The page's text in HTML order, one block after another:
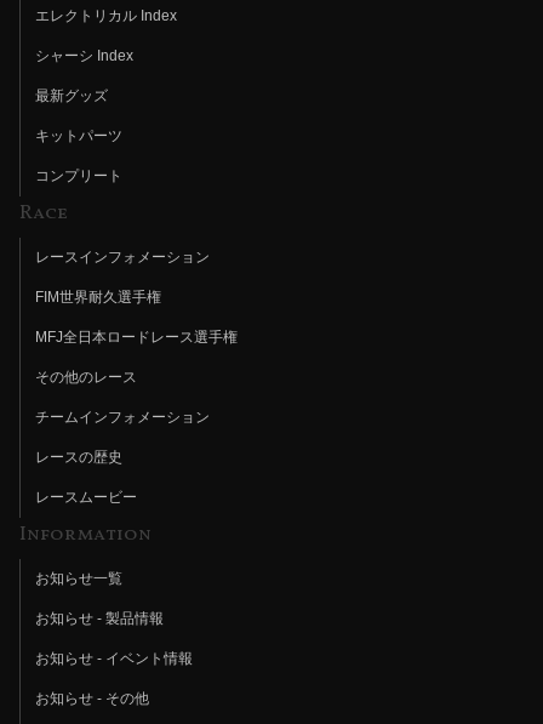
エレクトリカル Index
シャーシ Index
最新グッズ
キットパーツ
コンプリート
Race
レースインフォメーション
FIM世界耐久選手権
MFJ全日本ロードレース選手権
その他のレース
チームインフォメーション
レースの歴史
レースムービー
Information
お知らせ一覧
お知らせ - 製品情報
お知らせ - イベント情報
お知らせ - その他